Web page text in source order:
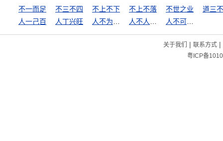
不一而足 不三不四 不上不下 不上不落
不世之业
人一己百
人丁兴旺
关于我们 | 联系方式|
粤ICP备